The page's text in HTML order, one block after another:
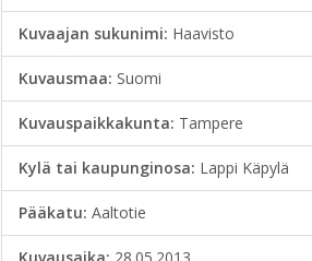
Kuvaajan sukunimi: Haavisto
Kuvausmaa: Suomi
Kuvauspaikkakunta: Tampere
Kylä tai kaupunginosa: Lappi Käpylä
Pääkatu:Aaltotie